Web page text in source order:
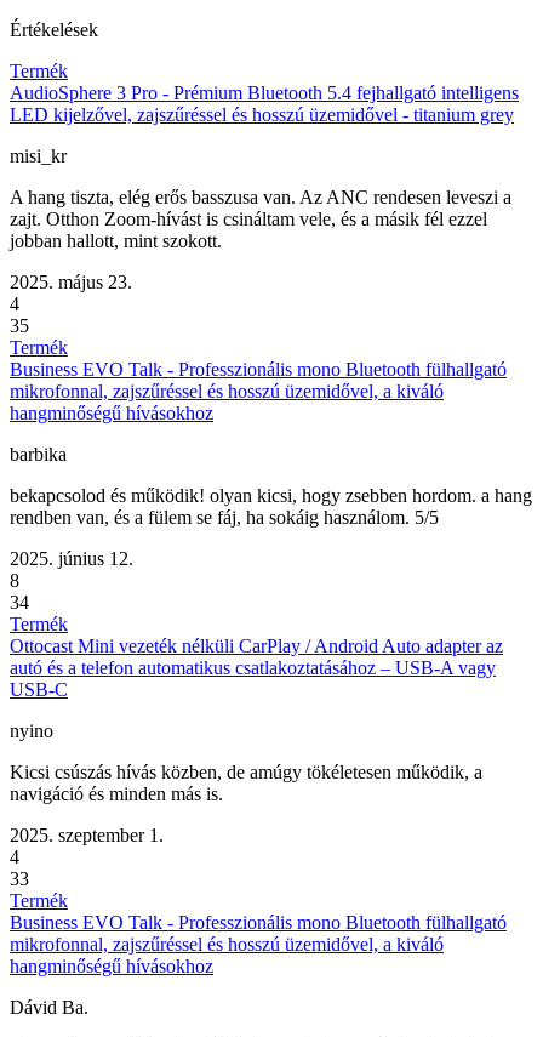
Értékelések
Termék
AudioSphere 3 Pro - Prémium Bluetooth 5.4 fejhallgató intelligens
LED kijelzővel, zajszűréssel és hosszú üzemidővel - titanium grey
misi_kr
A hang tiszta, elég erős basszusa van. Az ANC rendesen leveszi a
zajt. Otthon Zoom-hívást is csináltam vele, és a másik fél ezzel
jobban hallott, mint szokott.
2025. május 23.
4
35
Termék
Business EVO Talk - Professzionális mono Bluetooth fülhallgató
mikrofonnal, zajszűréssel és hosszú üzemidővel, a kiváló
hangminőségű hívásokhoz
barbika
bekapcsolod és működik! olyan kicsi, hogy zsebben hordom. a hang
rendben van, és a fülem se fáj, ha sokáig használom. 5/5
2025. június 12.
8
34
Termék
Ottocast Mini vezeték nélküli CarPlay / Android Auto adapter az
autó és a telefon automatikus csatlakoztatásához – USB-A vagy
USB-C
nyino
Kicsi csúszás hívás közben, de amúgy tökéletesen működik, a
navigáció és minden más is.
2025. szeptember 1.
4
33
Termék
Business EVO Talk - Professzionális mono Bluetooth fülhallgató
mikrofonnal, zajszűréssel és hosszú üzemidővel, a kiváló
hangminőségű hívásokhoz
Dávid Ba.